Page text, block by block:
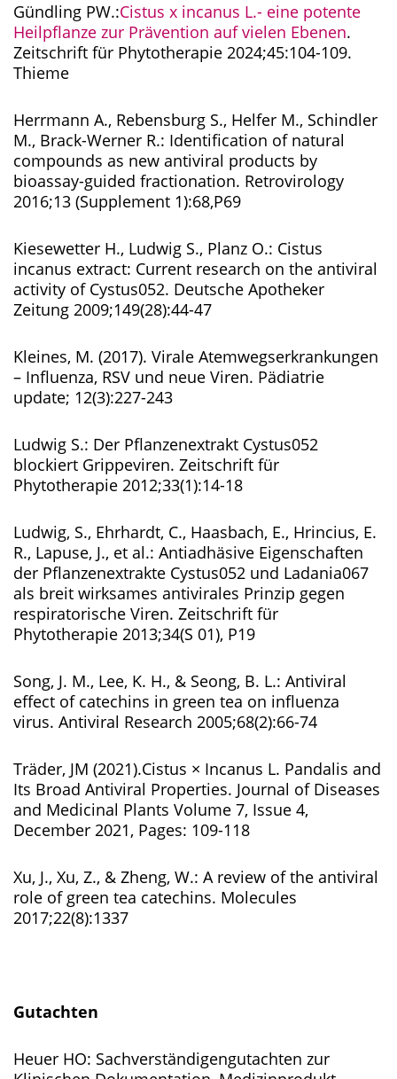
Gündling PW.:Cistus x incanus L.- eine potente
Heilpflanze zur Prävention auf vielen Ebenen.
Zeitschrift für Phytotherapie 2024;45:104-109.
Thieme
Herrmann A., Rebensburg S., Helfer M., Schindler
M., Brack-Werner R.: Identification of natural
compounds as new antiviral products by
bioassay-guided fractionation. Retrovirology
2016;13 (Supplement 1):68,P69
Kiesewetter H., Ludwig S., Planz O.: Cistus
incanus extract: Current research on the antiviral
activity of Cystus052. Deutsche Apotheker
Zeitung 2009;149(28):44-47
Kleines, M. (2017). Virale Atemwegserkrankungen
– Influenza, RSV und neue Viren. Pädiatrie
update; 12(3):227-243
Ludwig S.: Der Pflanzenextrakt Cystus052
blockiert Grippeviren. Zeitschrift für
Phytotherapie 2012;33(1):14-18
Ludwig, S., Ehrhardt, C., Haasbach, E., Hrincius, E.
R., Lapuse, J., et al.: Antiadhäsive Eigenschaften
der Pflanzenextrakte Cystus052 und Ladania067
als breit wirksames antivirales Prinzip gegen
respiratorische Viren. Zeitschrift für
Phytotherapie 2013;34(S 01), P19
Song, J. M., Lee, K. H., & Seong, B. L.: Antiviral
effect of catechins in green tea on influenza
virus. Antiviral Research 2005;68(2):66-74
Träder, JM (2021).Cistus × Incanus L. Pandalis and
Its Broad Antiviral Properties. Journal of Diseases
and Medicinal Plants Volume 7, Issue 4,
December 2021, Pages: 109-118
Xu, J., Xu, Z., & Zheng, W.: A review of the antiviral
role of green tea catechins. Molecules
2017;22(8):1337
Gutachten
Heuer HO: Sachverständigengutachten zur